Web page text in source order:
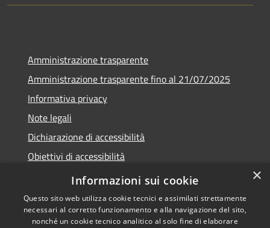
Amministrazione trasparente
Amministrazione trasparente fino al 21/07/2025
Informativa privacy
Note legali
Dichiarazione di accessibilità
Obiettivi di accessibilità
Piano di miglioramento
×
Informazioni sui cookie
Questo sito web utilizza cookie tecnici e assimilati strettamente
necessari al corretto funzionamento e alla navigazione del sito,
nonché un cookie tecnico analitico al solo fine di elaborare